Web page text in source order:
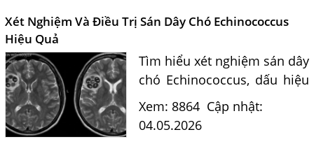
bệnh hiệu quả.
Xét Nghiệm Và Điều Trị Sán Dây Chó Echinococcus
Hiệu Quả
Tìm hiểu xét nghiệm sán dây
chó Echinococcus, dấu hiệu
nhận biết và phương pháp
điều trị hiệu quả, an toàn
Xem: 8864 Cập nhật:
04.05.2026